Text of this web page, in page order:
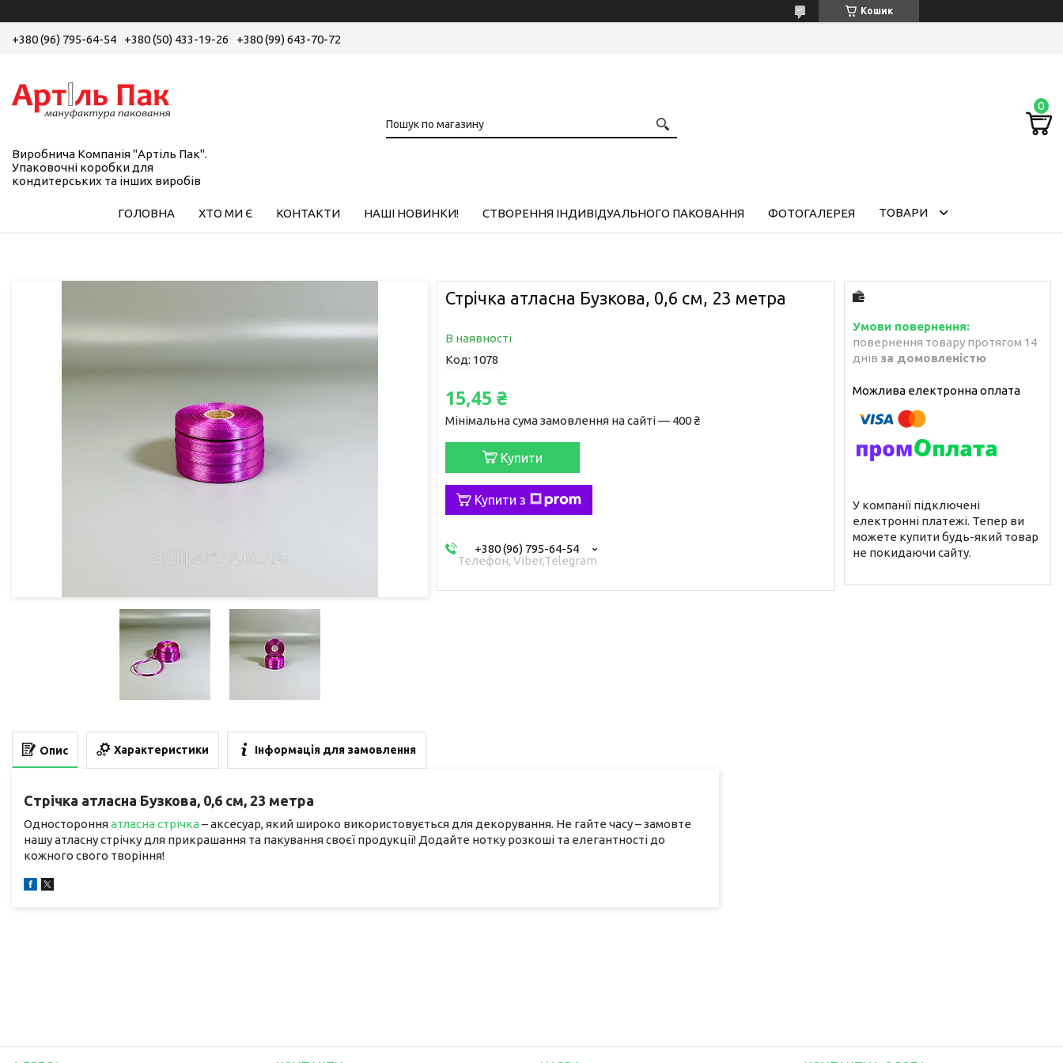
Кошик
+380 (96) 795-64-54 +380 (50) 433-19-26 +380 (99) 643-70-72
Виробнича Компанія "Артіль Пак".
Упаковочні коробки для
кондитерських та інших виробів
ГОЛОВНА ХТО МИ Є КОНТАКТИ НАШІ НОВИНКИ! СТВОРЕННЯ ІНДИВІДУАЛЬНОГО ПАКОВАННЯ ФОТОГАЛЕРЕЯ ТОВАРИ
Стрічка атласна Бузкова, 0,6 см, 23 метра
В наявності
Код: 1078
15,45 ₴
Мінімальна сума замовлення на сайті — 400 ₴
Купити
Купити з
+380 (96) 795-64-54
Телефон, Viber,Telegram
повернення товару протягом 14
днів за домовленістю
У компанії підключені
електронні платежі. Тепер ви
можете купити будь-який товар
не покидаючи сайту.
Опис Характеристики Інформація для замовлення
Стрічка атласна Бузкова, 0,6 см, 23 метра
Односторонняатласна стрічка– аксесуар, який широко використовується для декорування. Не гайте часу – замовте
нашу атласну стрічку для прикрашання та пакування своєї продукції! Додайте нотку розкоші та елегантності до
кожного свого творіння!